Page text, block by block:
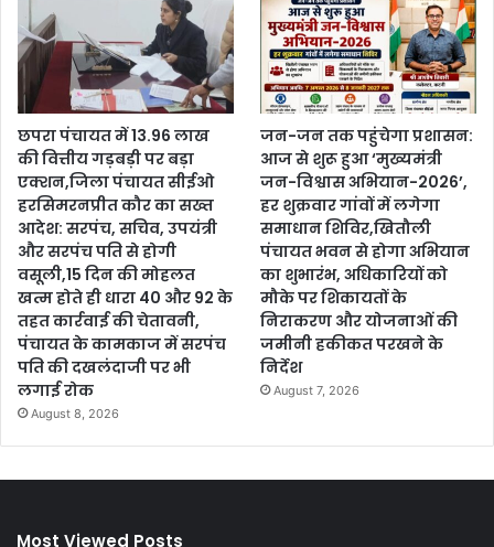
छपरा पंचायत में 13.96 लाख
की वित्तीय गड़बड़ी पर बड़ा
एक्शन,जिला पंचायत सीईओ
हरसिमरनप्रीत कौर का सख्त
आदेश: सरपंच, सचिव, उपयंत्री
और सरपंच पति से होगी
वसूली,15 दिन की मोहलत
खत्म होते ही धारा 40 और 92 के
तहत कार्रवाई की चेतावनी,
पंचायत के कामकाज में सरपंच
पति की दखलंदाजी पर भी
लगाई रोक
August 8, 2026
जन-जन तक पहुंचेगा प्रशासन:
आज से शुरू हुआ ‘मुख्यमंत्री
जन-विश्वास अभियान-2026’,
हर शुक्रवार गांवों में लगेगा
समाधान शिविर,खितौली
पंचायत भवन से होगा अभियान
का शुभारंभ, अधिकारियों को
मौके पर शिकायतों के
निराकरण और योजनाओं की
जमीनी हकीकत परखने के
निर्देश
August 7, 2026
Most Viewed Posts